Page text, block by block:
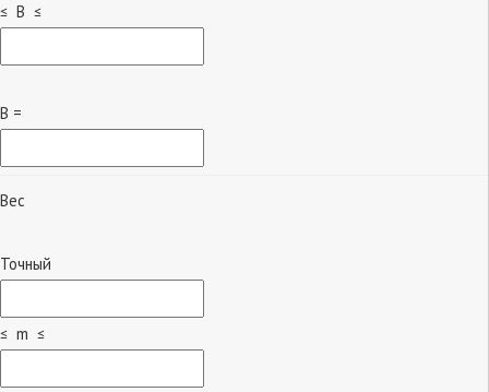
≤ B ≤
B =
Вес
Точный
≤ m ≤